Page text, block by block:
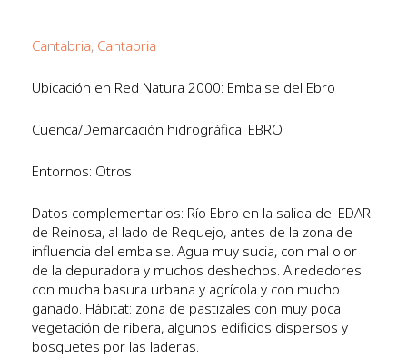
Cantabria, Cantabria
Ubicación en Red Natura 2000: Embalse del Ebro
Cuenca/Demarcación hidrográfica: EBRO
Entornos: Otros
Datos complementarios: Río Ebro en la salida del EDAR
de Reinosa, al lado de Requejo, antes de la zona de
influencia del embalse. Agua muy sucia, con mal olor
de la depuradora y muchos deshechos. Alrededores
con mucha basura urbana y agrícola y con mucho
ganado. Hábitat: zona de pastizales con muy poca
vegetación de ribera, algunos edificios dispersos y
bosquetes por las laderas.